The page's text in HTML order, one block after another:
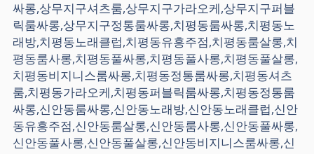
싸롱,상무지구셔츠룸,상무지구가라오케,상무지구퍼블
릭룸싸롱,상무지구정통룸싸롱,치평동룸싸롱,치평동노
래방,치평동노래클럽,치평동유흥주점,치평동룸살롱,치
평동룸사롱,치평동풀싸롱,치평동풀사롱,치평동풀살롱,
치평동비지니스룸싸롱,치평동정통룸싸롱,치평동셔츠
룸,치평동가라오케,치평동퍼블릭룸싸롱,치평동정통룸
싸롱,신안동룸싸롱,신안동노래방,신안동노래클럽,신안
동유흥주점,신안동룸살롱,신안동룸사롱,신안동풀싸롱,
신안동풀사롱,신안동풀살롱,신안동비지니스룸싸롱,신